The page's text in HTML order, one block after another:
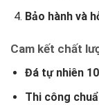
Bảo hành và
Cam kết chất
Đá tự nhiên
Thi công